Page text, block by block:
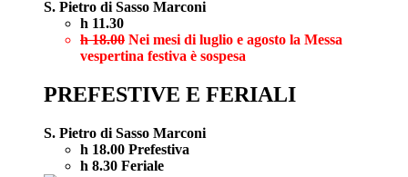
S. Pietro di Sasso Marconi
h 11.30
h 18.00 Nei mesi di luglio e agosto la Messa
vespertina festiva è sospesa
PREFESTIVE E FERIALI
S. Pietro di Sasso Marconi
h 18.00 Prefestiva
h 8.30 Feriale